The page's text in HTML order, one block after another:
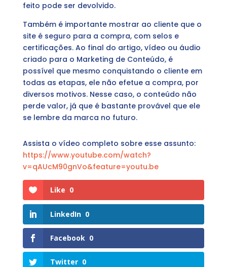
feito pode ser devolvido.
Também é importante mostrar ao cliente que o
site é seguro para a compra, com selos e
certificações. Ao final do artigo, vídeo ou áudio
criado para o Marketing de Conteúdo, é
possível que mesmo conquistando o cliente em
todas as etapas, ele não efetue a compra, por
diversos motivos. Nesse caso, o conteúdo não
perde valor, já que é bastante provável que ele
se lembre da marca no futuro.
Assista o vídeo completo sobre esse assunto:
https://www.youtube.com/watch?
v=qAUcM90gnVo&feature=youtu.be
Like 0
LinkedIn 0
Facebook 0
Twitter 0